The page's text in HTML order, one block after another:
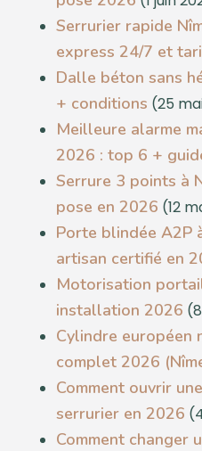
Serrurier rapide
express 24/7 et
Dalle béton sans
+ conditions (25
Meilleure alarme
2026 : top 6 +
Serrure 3 points à
pose en 2026 (12
Porte blindée A2P
artisan certifié en
Motorisation
installation 2026
Cylindre européen
complet 2026
Comment ouvrir
serrurier en 2026
Comment changer